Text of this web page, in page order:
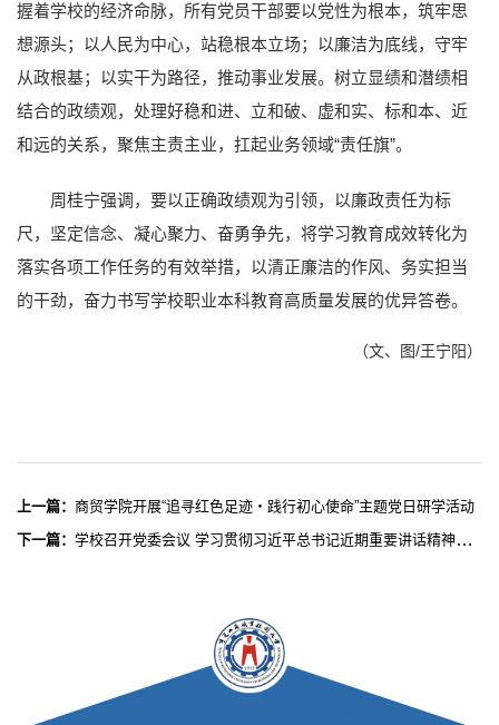
握着学校的经济命脉，所有党员干部要以党性为根本，筑牢思
想源头；以人民为中心，站稳根本立场；以廉洁为底线，守牢
从政根基；以实干为路径，推动事业发展。树立显绩和潜绩相
结合的政绩观，处理好稳和进、立和破、虚和实、标和本、近
和远的关系，聚焦主责主业，扛起业务领域“责任旗”。
周桂宁强调，要以正确政绩观为引领，以廉政责任为标
尺，坚定信念、凝心聚力、奋勇争先，将学习教育成效转化为
落实各项工作任务的有效举措，以清正廉洁的作风、务实担当
的干劲，奋力书写学校职业本科教育高质量发展的优异答卷。
（文、图/王宁阳）
上一篇： 商贸学院开展“追寻红色足迹・践行初心使命”主题党日研学活动
下一篇： 学校召开党委会议 学习贯彻习近平总书记近期重要讲话精神和全国两会精神 研究贯彻落实意见